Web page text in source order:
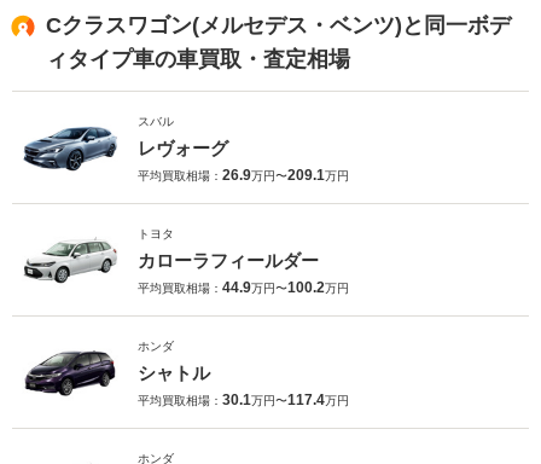
Cクラスワゴン(メルセデス・ベンツ)と同一ボデ
ィタイプ車の車買取・査定相場
スバル
レヴォーグ
平均買取相場： 26.9万円〜209.1万円
トヨタ
カローラフィールダー
平均買取相場： 44.9万円〜100.2万円
ホンダ
シャトル
平均買取相場： 30.1万円〜117.4万円
ホンダ